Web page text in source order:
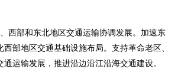
、西部和东北地区交通运输协调发展。加速东
部地区交通基础设施布局。支持革命老区、
通运输发展，推进沿边沿江沿海交通建设。